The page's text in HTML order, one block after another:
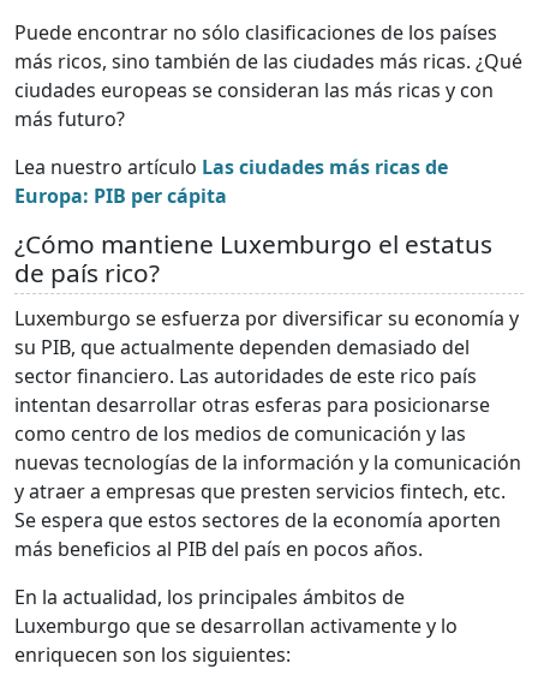
Puede encontrar no sólo clasificaciones de los países
más ricos, sino también de las ciudades más ricas. ¿Qué
ciudades europeas se consideran las más ricas y con
más futuro?
Lea nuestro artículo Las ciudades más ricas de
Europa: PIB per cápita
¿Cómo mantiene Luxemburgo el estatus
de país rico?
Luxemburgo se esfuerza por diversificar su economía y
su PIB, que actualmente dependen demasiado del
sector financiero. Las autoridades de este rico país
intentan desarrollar otras esferas para posicionarse
como centro de los medios de comunicación y las
nuevas tecnologías de la información y la comunicación
y atraer a empresas que presten servicios fintech, etc.
Se espera que estos sectores de la economía aporten
más beneficios al PIB del país en pocos años.
En la actualidad, los principales ámbitos de
Luxemburgo que se desarrollan activamente y lo
enriquecen son los siguientes: